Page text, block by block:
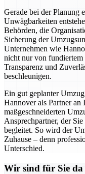
Gerade bei der Planung
Unwägbarkeiten
Behörden, die
Sicherung der
Unternehmen wie
nicht nur von
Transparenz und
beschleunigen.
Ein gut geplanter
Hannover als Partner an
maßgeschneiderten
Ansprechpartner, der
begleitet. So wird der
Zuhause – denn
Unterschied.
Wir sind für Sie da